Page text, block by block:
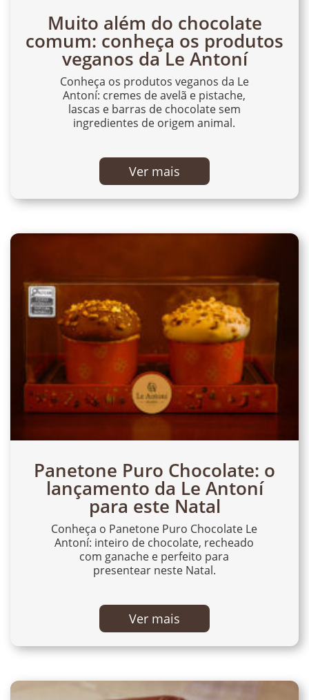
Muito além do chocolate
comum: conheça os produtos
veganos da Le Antoní
Conheça os produtos veganos da Le
Antoní: cremes de avelã e pistache,
lascas e barras de chocolate sem
ingredientes de origem animal.
Ver mais
Panetone Puro Chocolate: o
lançamento da Le Antoní
para este Natal
Conheça o Panetone Puro Chocolate Le
Antoní: inteiro de chocolate, recheado
com ganache e perfeito para
presentear neste Natal.
Ver mais